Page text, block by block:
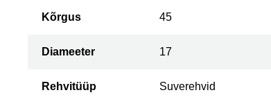
Kõrgus 45
Diameeter 17
Rehvitüüp Suverehvid